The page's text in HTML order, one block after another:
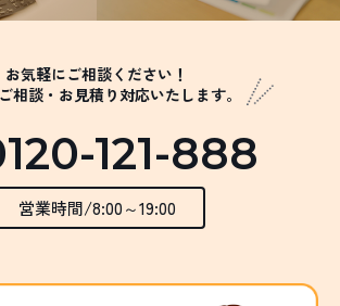
お気軽にご相談ください！
相談・お見積り対応いたします。
121-888
営業時間/8:00～19:00